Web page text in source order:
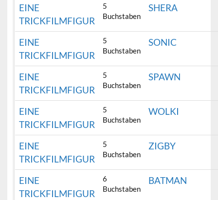
EINE
TRICKFILMFIGUR
5
Buchstaben
SHERA
EINE
TRICKFILMFIGUR
5
Buchstaben
SONIC
EINE
TRICKFILMFIGUR
5
Buchstaben
SPAWN
EINE
TRICKFILMFIGUR
5
Buchstaben
WOLKI
EINE
TRICKFILMFIGUR
5
Buchstaben
ZIGBY
EINE
TRICKFILMFIGUR
6
Buchstaben
BATMAN